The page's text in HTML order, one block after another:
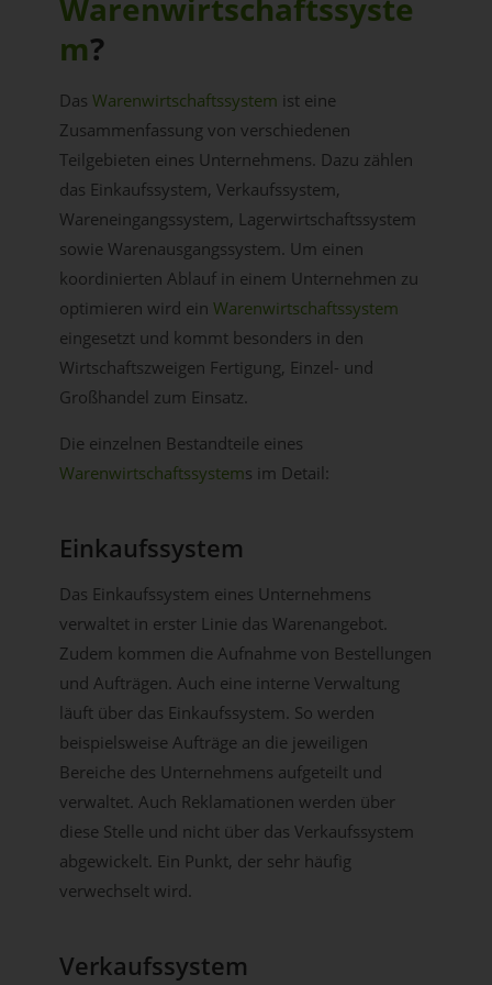
Warenwirtschaftssyste
m?
Das Warenwirtschaftssystem ist eine
Zusammenfassung von verschiedenen
Teilgebieten eines Unternehmens. Dazu zählen
das Einkaufssystem, Verkaufssystem,
Wareneingangssystem, Lagerwirtschaftssystem
sowie Warenausgangssystem. Um einen
koordinierten Ablauf in einem Unternehmen zu
optimieren wird ein Warenwirtschaftssystem
eingesetzt und kommt besonders in den
Wirtschaftszweigen Fertigung, Einzel- und
Großhandel zum Einsatz.
Die einzelnen Bestandteile eines
Warenwirtschaftssystems im Detail:
Einkaufssystem
Das Einkaufssystem eines Unternehmens
verwaltet in erster Linie das Warenangebot.
Zudem kommen die Aufnahme von Bestellungen
und Aufträgen. Auch eine interne Verwaltung
läuft über das Einkaufssystem. So werden
beispielsweise Aufträge an die jeweiligen
Bereiche des Unternehmens aufgeteilt und
verwaltet. Auch Reklamationen werden über
diese Stelle und nicht über das Verkaufssystem
abgewickelt. Ein Punkt, der sehr häufig
verwechselt wird.
Verkaufssystem